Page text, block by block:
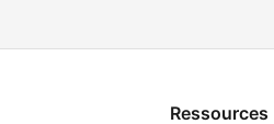
Ressources